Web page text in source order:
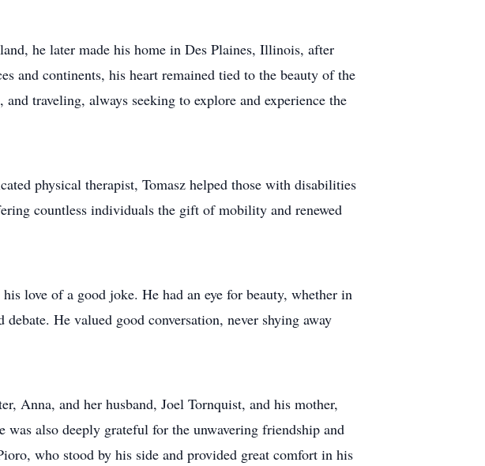
he later made his home in Des Plaines, Illinois, after
and continents, his heart remained tied to the beauty of the
traveling, always seeking to explore and experience the
physical therapist, Tomasz helped those with disabilities
countless individuals the gift of mobility and renewed
love of a good joke. He had an eye for beauty, whether in
He valued good conversation, never shying away
Anna, and her husband, Joel Tornquist, and his mother,
also deeply grateful for the unwavering friendship and
who stood by his side and provided great comfort in his